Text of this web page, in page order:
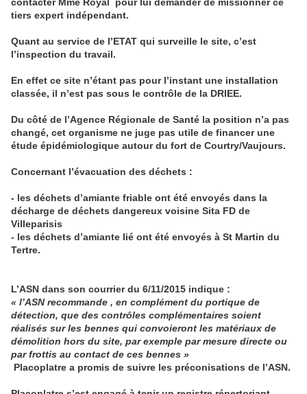
tiers expert indépendant.
Quant au service de l’ETAT qui surveille le site, c’est
l’inspection du travail.
En effet ce site n’étant pas pour l’instant une installation
classée, il n’est pas sous le contrôle de la DRIEE.
Du côté de l’Agence Régionale de Santé la position n’a pas
changé, cet organisme ne juge pas utile de financer une
étude épidémiologique autour du fort de Courtry/Vaujours.
Concernant l’évacuation des déchets :
- les déchets d’amiante friable ont été envoyés dans la
décharge de déchets dangereux voisine Sita FD de
Villeparisis
- les déchets d’amiante lié ont été envoyés à St Martin du
Tertre.
L’ASN dans son courrier du 6/11/2015 indique :
« l’ASN recommande , en complément du portique de
détection, que des contrôles complémentaires soient
réalisés sur les bennes qui convoieront les matériaux de
démolition hors du site, par exemple par mesure directe ou
par frottis au contact de ces bennes »
Placoplatre a promis de suivre les préconisations de l’ASN.